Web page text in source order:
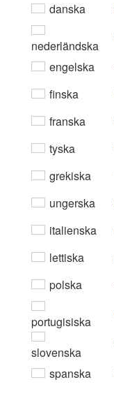
danska
nederländska
engelska
finska
franska
tyska
grekiska
ungerska
italienska
lettiska
polska
portugisiska
slovenska
spanska